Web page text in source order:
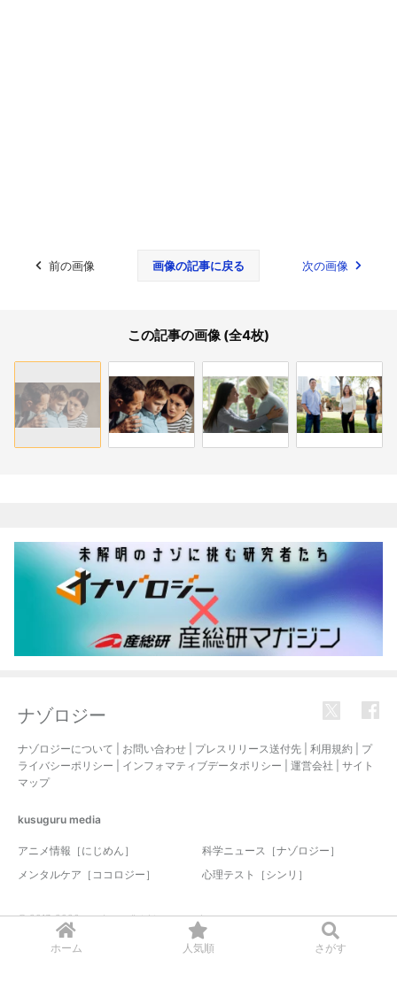
ホーム 人気順 さがす
前の画像 画像の記事に戻る 次の画像
この記事の画像 (全4枚)
ナゾロジー
ナゾロジーについて お問い合わせ プレスリリース送付先 利用規約
プ
ライバシーポリシー
インフォマティブデータポリシー 運営会社
サイト
マップ
kusuguru media
アニメ情報［にじめん］
科学ニュース［ナゾロジー］
メンタルケア［ココロジー］
心理テスト［シンリ］
© 2017-2026 nazology. all rights reserved.